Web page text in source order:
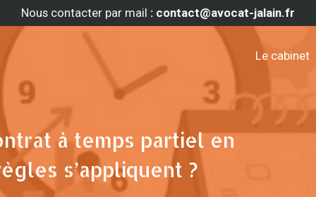
Nous contacter par mail : contact@avocat-jalain.fr
Le cabinet
à temps partiel en
s’appliquent ?